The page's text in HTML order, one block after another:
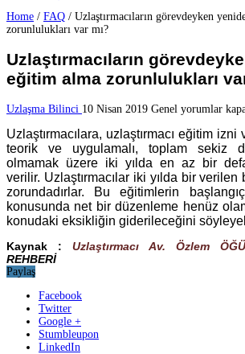
Home / FAQ / Uzlaştırmacıların görevdeyken
zorunlulukları var mı?
Uzlaştırmacıların
eğitim alma zorunlulukları
Uzlaşma Bilinci 10 Nisan 2019 Genel
yeniden
eğitim
alma
zorunlulukları
var
mı?
için
yorumlar
Uzlaştırmacılara, uzlaştırmacı eğitim
teorik ve uygulamalı, toplam sekiz
olmamak üzere iki yılda en az bir
verilir. Uzlaştırmacılar iki yılda bir verilen
zorundadırlar. Bu eğitimlerin
konusunda net bir düzenleme henüz
konudaki eksikliğin giderileceğini
Kaynak : Uzlaştırmacı Av. Özlem
REHBERİ
Paylaş
Facebook
Twitter
Google +
Stumbleupon
LinkedIn